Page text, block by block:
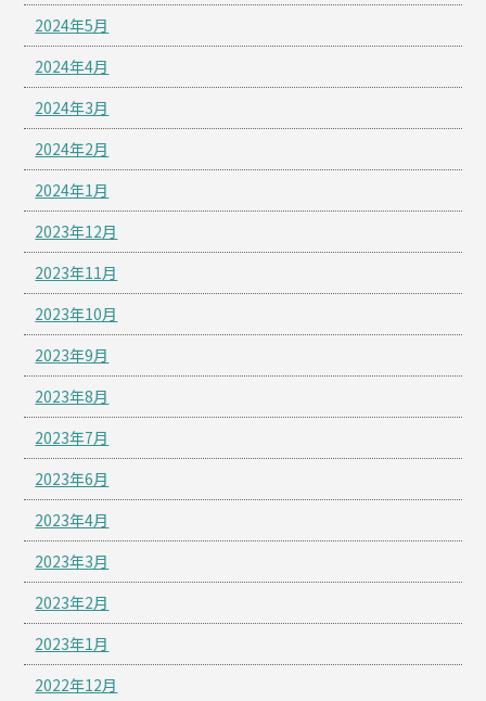
2024年5月
2024年4月
2024年3月
2024年2月
2024年1月
2023年12月
2023年11月
2023年10月
2023年9月
2023年8月
2023年7月
2023年6月
2023年4月
2023年3月
2023年2月
2023年1月
2022年12月